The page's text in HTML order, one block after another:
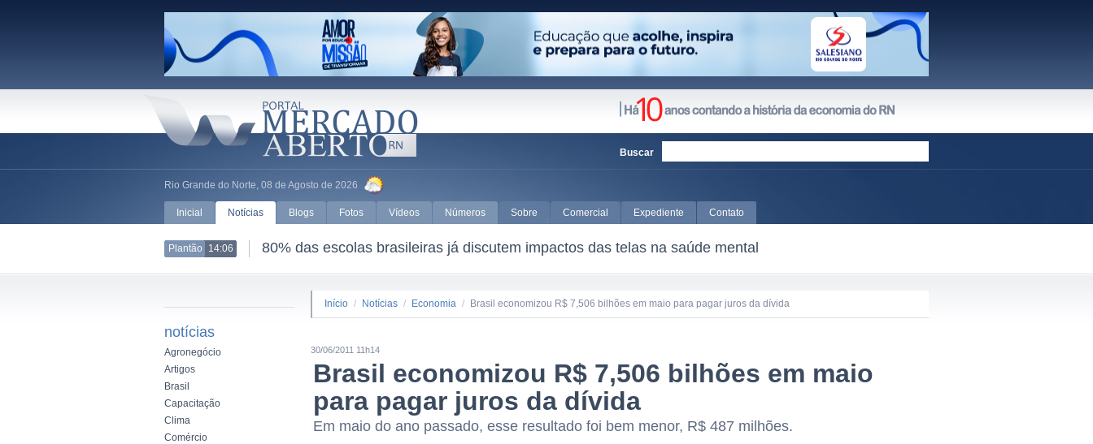
Rio Grande do Norte, 08 de Agosto de 2026
Buscar
Inicial Notícias Blogs Fotos Vídeos Números Sobre Comercial Expediente Contato
Plantão 14:06 80% das escolas brasileiras já discutem impactos das telas na saúde mental
notícias
Agronegócio
Artigos
Brasil
Capacitação
Clima
Comércio
Início / Notícias / Economia / Brasil economizou R$ 7,506 bilhões em maio para pagar juros da dívida
30/06/2011 11h14
Brasil economizou R$ 7,506 bilhões em maio
para pagar juros da dívida
Em maio do ano passado, esse resultado foi bem menor, R$ 487 milhões.